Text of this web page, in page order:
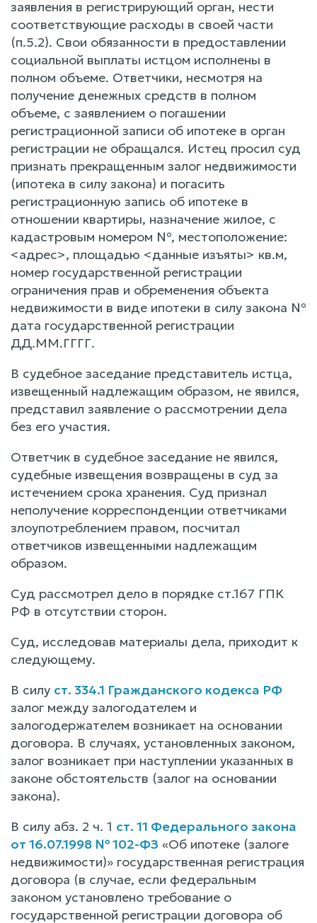
заявления в регистрирующий орган, нести
соответствующие расходы в своей части
(п.5.2). Свои обязанности в предоставлении
социальной выплаты истцом исполнены в
полном объеме. Ответчики, несмотря на
получение денежных средств в полном
объеме, с заявлением о погашении
регистрационной записи об ипотеке в орган
регистрации не обращался. Истец просил суд
признать прекращенным залог недвижимости
(ипотека в силу закона) и погасить
регистрационную запись об ипотеке в
отношении квартиры, назначение жилое, с
кадастровым номером №, местоположение:
<адрес>, площадью <данные изъяты> кв.м,
номер государственной регистрации
ограничения прав и обременения объекта
недвижимости в виде ипотеки в силу закона №
дата государственной регистрации
ДД.ММ.ГГГГ.
В судебное заседание представитель истца,
извещенный надлежащим образом, не явился,
представил заявление о рассмотрении дела
без его участия.
Ответчик в судебное заседание не явился,
судебные извещения возвращены в суд за
истечением срока хранения. Суд признал
неполучение корреспонденции ответчиками
злоупотреблением правом, посчитал
ответчиков извещенными надлежащим
образом.
Суд рассмотрел дело в порядке ст.167 ГПК
РФ в отсутствии сторон.
Суд, исследовав материалы дела, приходит к
следующему.
В силу ст. 334.1 Гражданского кодекса РФ
залог между залогодателем и
залогодержателем возникает на основании
договора. В случаях, установленных законом,
залог возникает при наступлении указанных в
законе обстоятельств (залог на основании
закона).
В силу абз. 2 ч. 1 ст. 11 Федерального закона
от 16.07.1998 № 102-ФЗ «Об ипотеке (залоге
недвижимости)» государственная регистрация
договора (в случае, если федеральным
законом установлено требование о
государственной регистрации договора об